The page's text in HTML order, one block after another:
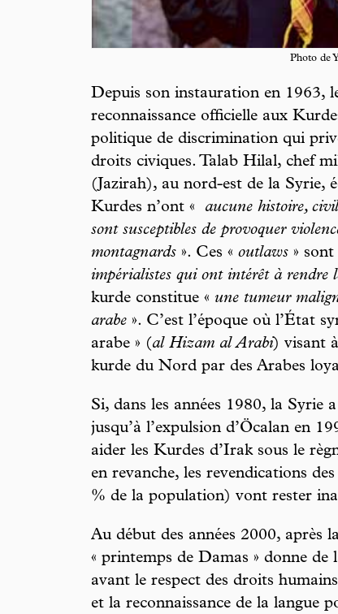
Photo de
Depuis son instauration en 1963,
reconnaissance officielle aux
politique de discrimination qui
droits civiques. Talab Hilal, chef
(Jazirah), au nord-est de la Syrie,
Kurdes n’ont «
aucune histoire,
sont susceptibles de provoquer
montagnards ». Ces « outlaws »
impérialistes qui ont intérêt à rendre
kurde constitue « une tumeur
arabe ». C’est l’époque où l’État
arabe » (al Hizam al Arabi) visant
kurde du Nord par des Arabes
Si, dans les années 1980, la Syrie
jusqu’à l’expulsion d’Öcalan en
aider les Kurdes d’Irak sous le
en revanche, les revendications
% de la population) vont rester
Au début des années 2000, après
« printemps de Damas » donne
avant le respect des droits
et la reconnaissance de la langue